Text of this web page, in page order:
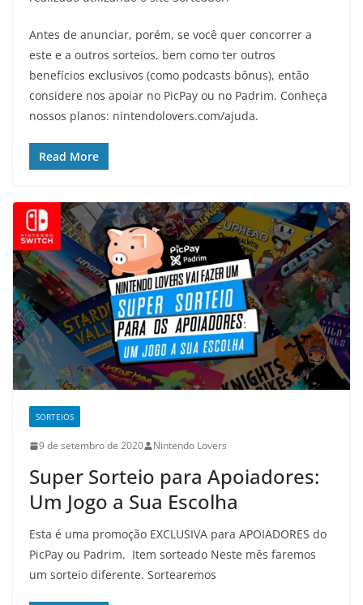
Antes de anunciar, porém, se você quer concorrer a
este e a outros sorteios, bem como ter outros
benefícios exclusivos (como podcasts bônus), então
considere nos apoiar no PicPay ou no Padrim. Conheça
nossos planos: nintendolovers.com/ajuda.
Read More
SORTEIOS
9 de setembro de 2020 Nintendo Lovers
Super Sorteio para Apoiadores:
Um Jogo a Sua Escolha
Esta é uma promoção EXCLUSIVA para APOIADORES do
PicPay ou Padrim. Item sorteado Neste mês faremos
um sorteio diferente. Sortearemos